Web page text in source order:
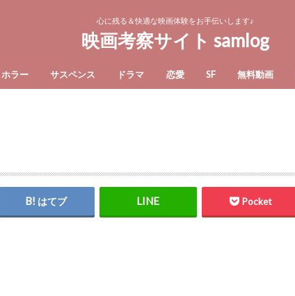
心に残る＆快適な映画体験をお手伝いします♪
映画考察サイト samlog
ホラー サスペンス ドラマ 恋愛 SF 無料動画
はてブ Pocket